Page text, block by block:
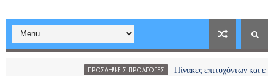
ΠΡΟΣΛΗΨΕΙΣ-ΠΡΟΑΓΩΓΕΣ Πίνακες επιτυχόντων και